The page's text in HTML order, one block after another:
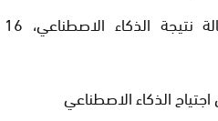
أيقونة إبداعية لمفهوم البطالة نتيجة الذكاء الاصطناعي، 16